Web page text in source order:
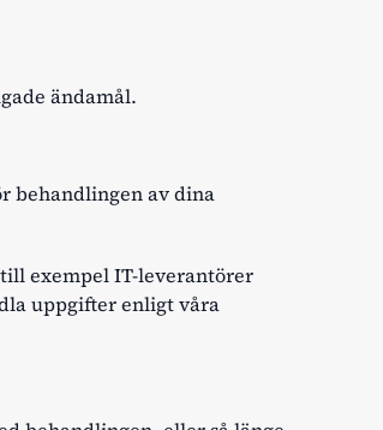
ändamål.
behandlingen av dina
exempel IT-leverantörer
uppgifter enligt våra